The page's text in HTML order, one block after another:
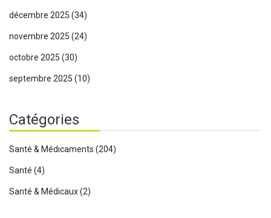
décembre 2025 (34)
novembre 2025 (24)
octobre 2025 (30)
septembre 2025 (10)
Catégories
Santé & Médicaments (204)
Santé (4)
Santé & Médicaux(2)